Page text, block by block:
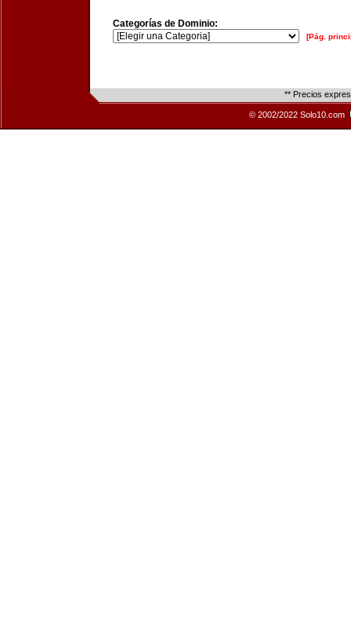
Categorías de Dominio:
[Pág.
** Precios
© 2002/2022 Solo10.com